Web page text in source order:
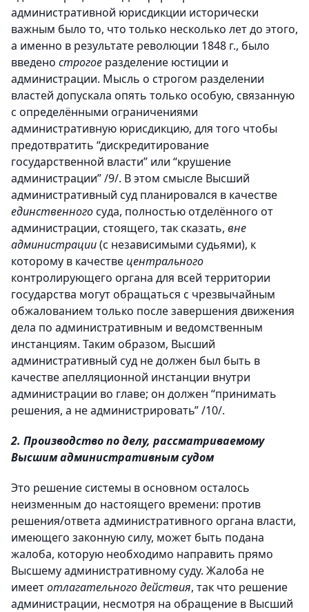
административной юрисдикции исторически
важным было то, что только несколько лет до этого,
а именно в результате революции 1848 г., было
введено строгое разделение юстиции и
администрации. Мысль о строгом разделении
властей допускала опять только особую, связанную
с определёнными ограничениями
административную юрисдикцию, для того чтобы
предотвратить “дискредитирование
государственной власти” или “крушение
администрации” /9/. В этом смысле Высший
административный суд планировался в качестве
единственногосуда, полностью отделённого от
администрации, стоящего, так сказать, вне
администрации(с независимыми судьями), к
которому в качестве центрального
контролирующего органа для всей территории
государства могут обращаться с чрезвычайным
обжалованием только после завершения движения
дела по административным и ведомственным
инстанциям. Таким образом, Высший
административный суд не должен был быть в
качестве апелляционной инстанции внутри
администрации во главе; он должен “принимать
решения, а не администрировать” /10/.
2. Производство по делу, рассматриваемому
Высшим административным судом
Это решение системы в основном осталось
неизменным до настоящего времени: против
решения/ответа административного органа власти,
имеющего законную силу, может быть подана
жалоба, которую необходимо направить прямо
Высшему административному суду. Жалоба не
имеетотлагательного действия, так что решение
администрации, несмотря на обращение в Высший